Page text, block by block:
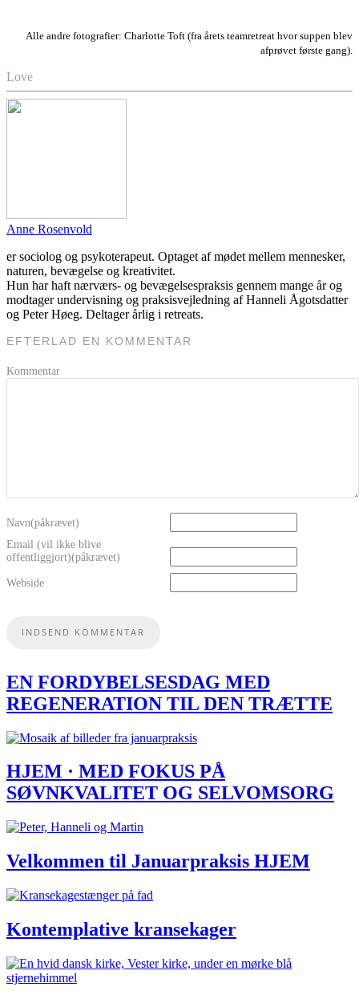
Alle andre fotografier: Charlotte Toft (fra årets teamretreat hvor suppen blev
afprøvet første gang).
Love
Anne Rosenvold
er sociolog og psykoterapeut. Optaget af mødet mellem mennesker,
naturen, bevægelse og kreativitet.
Hun har haft nærværs- og bevægelsespraksis gennem mange år og
modtager undervisning og praksisvejledning af Hanneli Ågotsdatter
og Peter Høeg. Deltager årlig i retreats.
EFTERLAD EN KOMMENTAR
Kommentar
Navn(påkrævet)
Email (vil ikke blive
offentliggjort)(påkrævet)
Webside
EN FORDYBELSESDAG MED
REGENERATION TIL DEN TRÆTTE
HJEM · MED FOKUS PÅ
SØVNKVALITET OG SELVOMSORG
Velkommen til Januarpraksis HJEM
Kontemplative kransekager